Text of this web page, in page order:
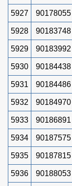
5927 90178055
5928 90183748
5929 90183992
5930 90184438
5931 90184486
5932 90184970
5933 90186891
5934 90187575
5935 90187815
5936 90188053